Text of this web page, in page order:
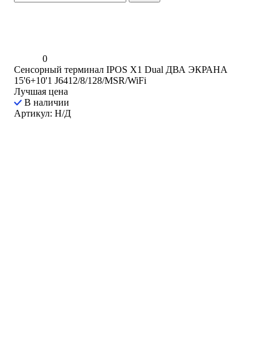
0
Сенсорный терминал IPOS X1 Dual ДВА ЭКРАНА
15'6+10'1 J6412/8/128/MSR/WiFi
Лучшая цена
В наличии
Артикул: Н/Д